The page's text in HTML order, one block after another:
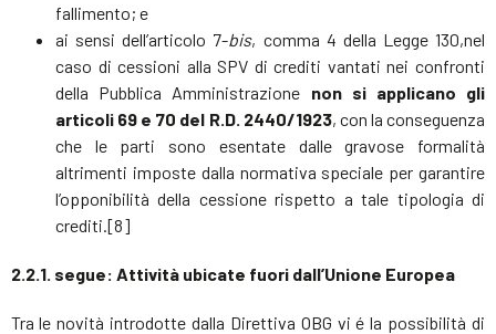
fallimento; e
ai sensi dell’articolo 7-bis, comma 4 della Legge 130,nel
caso di cessioni alla SPV di crediti vantati nei confronti
della Pubblica Amministrazione non si applicano gli
articoli 69 e 70 del R.D. 2440/1923, con la conseguenza
che le parti sono esentate dalle gravose formalità
altrimenti imposte dalla normativa speciale per garantire
l’opponibilità della cessione rispetto a tale tipologia di
crediti.[8]
2.2.1. segue: Attività ubicate fuori dall’Unione Europea
Tra le novità introdotte dalla Direttiva OBG vi é la possibilità di